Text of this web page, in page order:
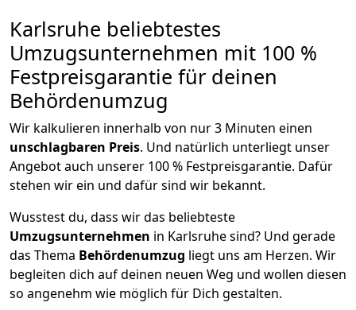
Karlsruhe beliebtestes
Umzugsunternehmen mit 100 %
Festpreisgarantie für deinen
Behördenumzug
Wir kalkulieren innerhalb von nur 3 Minuten einen
unschlagbaren Preis. Und natürlich unterliegt unser
Angebot auch unserer 100 % Festpreisgarantie. Dafür
stehen wir ein und dafür sind wir bekannt.
Wusstest du, dass wir das beliebteste
Umzugsunternehmen in Karlsruhe sind? Und gerade
das Thema Behördenumzug liegt uns am Herzen. Wir
begleiten dich auf deinen neuen Weg und wollen diesen
so angenehm wie möglich für Dich gestalten.